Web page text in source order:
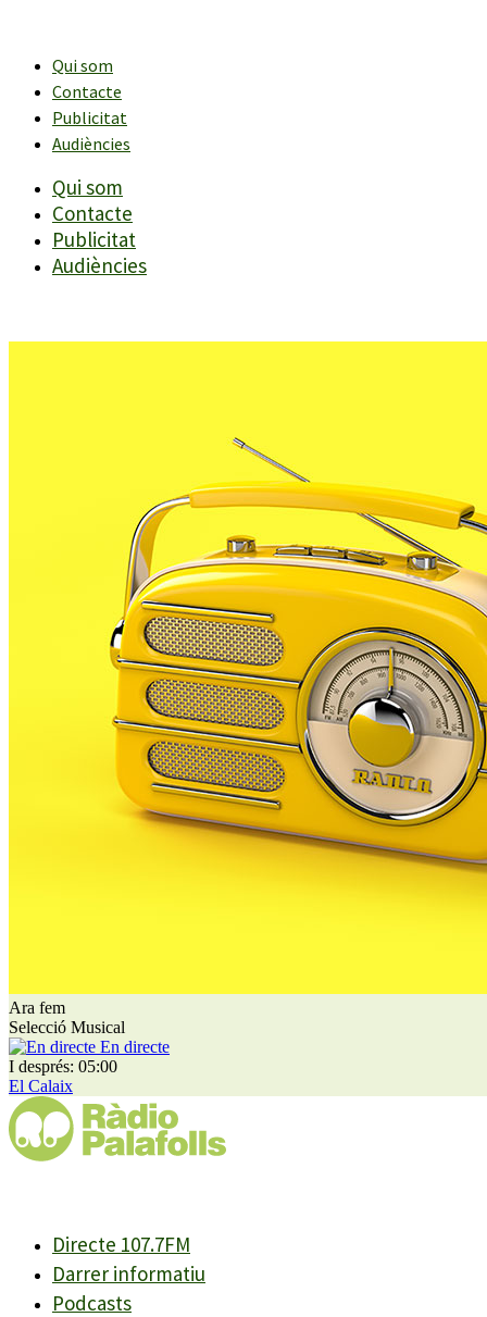
contingutQui som
Contacte
Publicitat
Audiències
Qui som
Contacte
Publicitat
Audiències
Ara fem
Selecció Musical
En directe
I després: 05:00
El Calaix
Directe 107.7FM
Darrer informatiu
Podcasts